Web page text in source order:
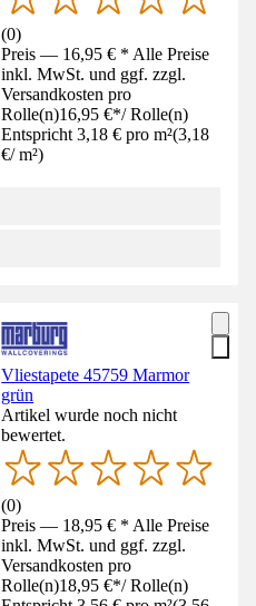
(0)
Preis — 16,95 € * Alle Preise
inkl. MwSt. und ggf. zzgl.
Versandkosten pro
Rolle(n)16,95 €*/ Rolle(n)
Entspricht 3,18 € pro m²(3,18
€/ m²)
Vliestapete 45759 Marmor
grün
Artikel wurde noch nicht
bewertet.
(0)
Preis — 18,95 € * Alle Preise
inkl. MwSt. und ggf. zzgl.
Versandkosten pro
Rolle(n)18,95 €*/ Rolle(n)